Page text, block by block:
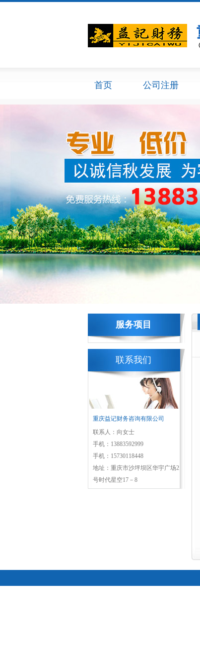
首页 公司注册
服务项目
联系我们
重庆益记财务咨询有限公司
联系人：向女士
手机：13883592999
手机：15730118448
地址：重庆市沙坪坝区华宇广场2
号时代星空17－8